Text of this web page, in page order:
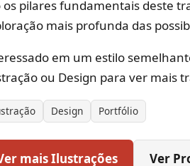
os pilares fundamentais deste
mais profunda das
em um estilo
ou Design para ver mais
Design Portfólio
mais Ilustrações Ver